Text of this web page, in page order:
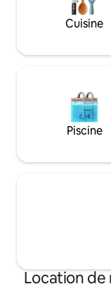
baby-foot,
TV/stéréo.Cuisine
Piscine
Location de